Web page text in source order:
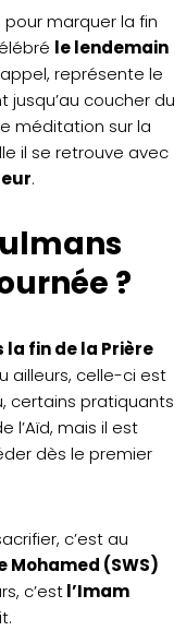
pour marquer la fin
le lendemain
représente le
jusqu’au coucher du
méditation sur la
il se retrouve avec
.
?
la fin de la Prière
ailleurs, celle-ci est
certains pratiquants
l’Aïd, mais il est
dès le premier
c’est au
Mohamed (SWS)
c’estl’Imam